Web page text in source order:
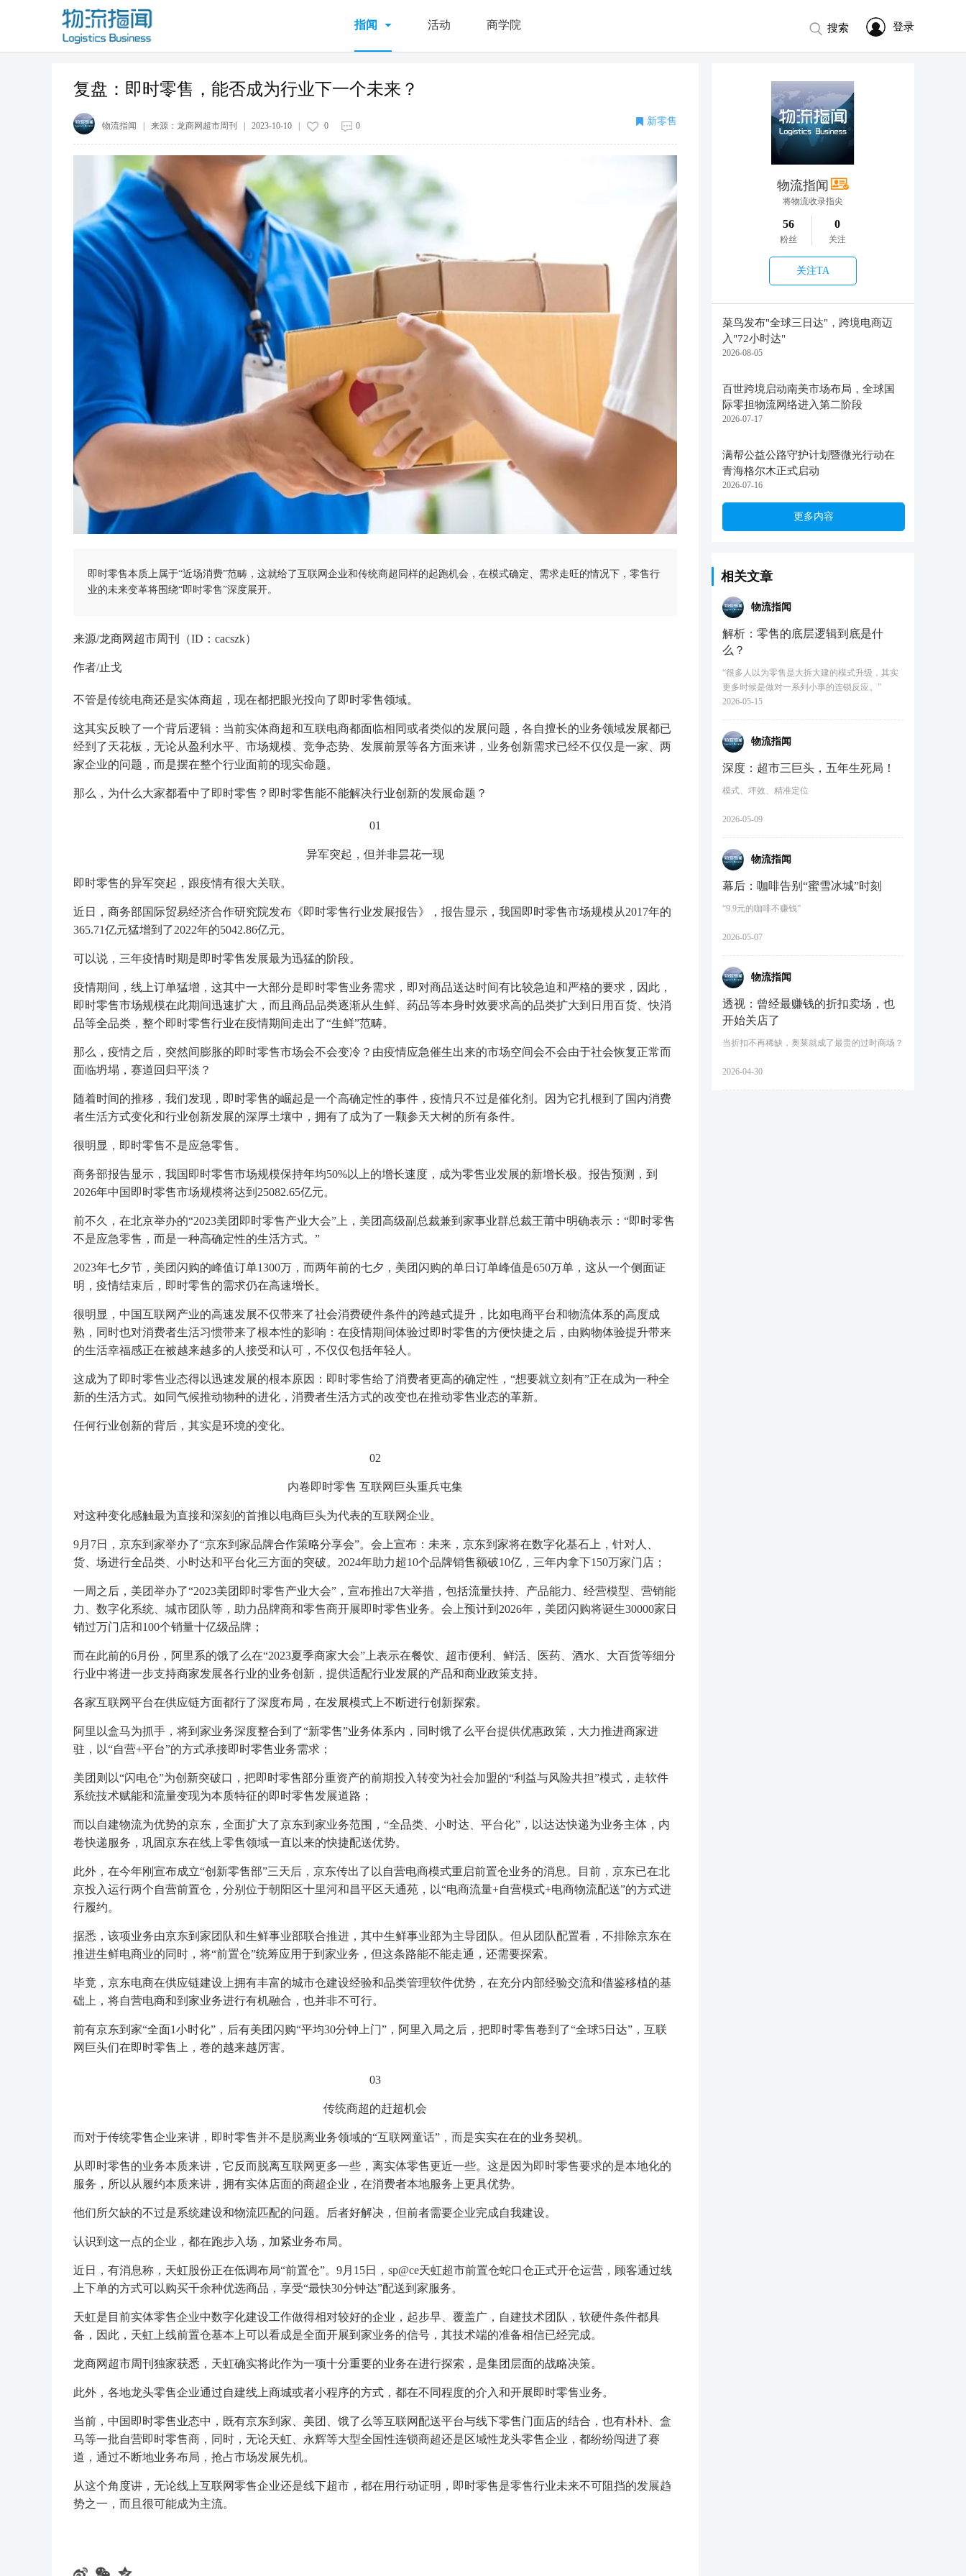
指闻 活动 商学院 登录
搜索
物流指闻
将物流收录指尖
56
粉丝
0
关注
关注TA
菜鸟发布"全球三日达"，跨境电商迈
入"72小时达"
2026-08-05
百世跨境启动南美市场布局，全球国
际零担物流网络进入第二阶段
2026-07-17
满帮公益公路守护计划暨微光行动在
青海格尔木正式启动
2026-07-16
更多内容
相关文章
物流指闻
解析：零售的底层逻辑到底是什
么？
“很多人以为零售是大拆大建的模式升级，其实
更多时候是做对一系列小事的连锁反应。”
2026-05-15
物流指闻
深度：超市三巨头，五年生死局！
模式、坪效、精准定位
2026-05-09
物流指闻
幕后：咖啡告别“蜜雪冰城”时刻
“9.9元的咖啡不赚钱”
2026-05-07
物流指闻
透视：曾经最赚钱的折扣卖场，也
开始关店了
当折扣不再稀缺，奥莱就成了最贵的过时商场？
2026-04-30
复盘：即时零售，能否成为行业下一个未来？
物流指闻 | 来源： 龙商网超市周刊 2023-10-10 0 0 新零售
即时零售本质上属于“近场消费”范畴，这就给了互联网企业和传统商超同样的起跑机会，在模式确定、需求走旺的情况下，零售行
业的未来变革将围绕“即时零售”深度展开。
来源/龙商网超市周刊（ID：cacszk）
作者/止戈
不管是传统电商还是实体商超，现在都把眼光投向了即时零售领域。
这其实反映了一个背后逻辑：当前实体商超和互联电商都面临相同或者类似的发展问题，各自擅长的业务领域发展都已
经到了天花板，无论从盈利水平、市场规模、竞争态势、发展前景等各方面来讲，业务创新需求已经不仅仅是一家、两
家企业的问题，而是摆在整个行业面前的现实命题。
那么，为什么大家都看中了即时零售？即时零售能不能解决行业创新的发展命题？
01
异军突起，但并非昙花一现
即时零售的异军突起，跟疫情有很大关联。
近日，商务部国际贸易经济合作研究院发布《即时零售行业发展报告》，报告显示，我国即时零售市场规模从2017年的
365.71亿元猛增到了2022年的5042.86亿元。
可以说，三年疫情时期是即时零售发展最为迅猛的阶段。
疫情期间，线上订单猛增，这其中一大部分是即时零售业务需求，即对商品送达时间有比较急迫和严格的要求，因此，
即时零售市场规模在此期间迅速扩大，而且商品品类逐渐从生鲜、药品等本身时效要求高的品类扩大到日用百货、快消
品等全品类，整个即时零售行业在疫情期间走出了“生鲜”范畴。
那么，疫情之后，突然间膨胀的即时零售市场会不会变冷？由疫情应急催生出来的市场空间会不会由于社会恢复正常而
面临坍塌，赛道回归平淡？
随着时间的推移，我们发现，即时零售的崛起是一个高确定性的事件，疫情只不过是催化剂。因为它扎根到了国内消费
者生活方式变化和行业创新发展的深厚土壤中，拥有了成为了一颗参天大树的所有条件。
很明显，即时零售不是应急零售。
商务部报告显示，我国即时零售市场规模保持年均50%以上的增长速度，成为零售业发展的新增长极。报告预测，到
2026年中国即时零售市场规模将达到25082.65亿元。
前不久，在北京举办的“2023美团即时零售产业大会”上，美团高级副总裁兼到家事业群总裁王莆中明确表示：“即时零售
不是应急零售，而是一种高确定性的生活方式。”
2023年七夕节，美团闪购的峰值订单1300万，而两年前的七夕，美团闪购的单日订单峰值是650万单，这从一个侧面证
明，疫情结束后，即时零售的需求仍在高速增长。
很明显，中国互联网产业的高速发展不仅带来了社会消费硬件条件的跨越式提升，比如电商平台和物流体系的高度成
熟，同时也对消费者生活习惯带来了根本性的影响：在疫情期间体验过即时零售的方便快捷之后，由购物体验提升带来
的生活幸福感正在被越来越多的人接受和认可，不仅仅包括年轻人。
这成为了即时零售业态得以迅速发展的根本原因：即时零售给了消费者更高的确定性，“想要就立刻有”正在成为一种全
新的生活方式。如同气候推动物种的进化，消费者生活方式的改变也在推动零售业态的革新。
任何行业创新的背后，其实是环境的变化。
02
内卷即时零售 互联网巨头重兵屯集
对这种变化感触最为直接和深刻的首推以电商巨头为代表的互联网企业。
9月7日，京东到家举办了“京东到家品牌合作策略分享会”。会上宣布：未来，京东到家将在数字化基石上，针对人、
货、场进行全品类、小时达和平台化三方面的突破。2024年助力超10个品牌销售额破10亿，三年内拿下150万家门店；
一周之后，美团举办了“2023美团即时零售产业大会”，宣布推出7大举措，包括流量扶持、产品能力、经营模型、营销能
力、数字化系统、城市团队等，助力品牌商和零售商开展即时零售业务。会上预计到2026年，美团闪购将诞生30000家日
销过万门店和100个销量十亿级品牌；
而在此前的6月份，阿里系的饿了么在“2023夏季商家大会”上表示在餐饮、超市便利、鲜活、医药、酒水、大百货等细分
行业中将进一步支持商家发展各行业的业务创新，提供适配行业发展的产品和商业政策支持。
各家互联网平台在供应链方面都行了深度布局，在发展模式上不断进行创新探索。
阿里以盒马为抓手，将到家业务深度整合到了“新零售”业务体系内，同时饿了么平台提供优惠政策，大力推进商家进
驻，以“自营+平台”的方式承接即时零售业务需求；
美团则以“闪电仓”为创新突破口，把即时零售部分重资产的前期投入转变为社会加盟的“利益与风险共担”模式，走软件
系统技术赋能和流量变现为本质特征的即时零售发展道路；
而以自建物流为优势的京东，全面扩大了京东到家业务范围，“全品类、小时达、平台化”，以达达快递为业务主体，内
卷快递服务，巩固京东在线上零售领域一直以来的快捷配送优势。
此外，在今年刚宣布成立“创新零售部”三天后，京东传出了以自营电商模式重启前置仓业务的消息。目前，京东已在北
京投入运行两个自营前置仓，分别位于朝阳区十里河和昌平区天通苑，以“电商流量+自营模式+电商物流配送”的方式进
行履约。
据悉，该项业务由京东到家团队和生鲜事业部联合推进，其中生鲜事业部为主导团队。但从团队配置看，不排除京东在
推进生鲜电商业的同时，将“前置仓”统筹应用于到家业务，但这条路能不能走通，还需要探索。
毕竟，京东电商在供应链建设上拥有丰富的城市仓建设经验和品类管理软件优势，在充分内部经验交流和借鉴移植的基
础上，将自营电商和到家业务进行有机融合，也并非不可行。
前有京东到家“全面1小时化”，后有美团闪购“平均30分钟上门”，阿里入局之后，把即时零售卷到了“全球5日达”，互联
网巨头们在即时零售上，卷的越来越厉害。
03
传统商超的赶超机会
而对于传统零售企业来讲，即时零售并不是脱离业务领域的“互联网童话”，而是实实在在的业务契机。
从即时零售的业务本质来讲，它反而脱离互联网更多一些，离实体零售更近一些。这是因为即时零售要求的是本地化的
服务，所以从履约本质来讲，拥有实体店面的商超企业，在消费者本地服务上更具优势。
他们所欠缺的不过是系统建设和物流匹配的问题。后者好解决，但前者需要企业完成自我建设。
认识到这一点的企业，都在跑步入场，加紧业务布局。
近日，有消息称，天虹股份正在低调布局“前置仓”。9月15日，sp@ce天虹超市前置仓蛇口仓正式开仓运营，顾客通过线
上下单的方式可以购买千余种优选商品，享受“最快30分钟达”配送到家服务。
天虹是目前实体零售企业中数字化建设工作做得相对较好的企业，起步早、覆盖广，自建技术团队，软硬件条件都具
备，因此，天虹上线前置仓基本上可以看成是全面开展到家业务的信号，其技术端的准备相信已经完成。
龙商网超市周刊独家获悉，天虹确实将此作为一项十分重要的业务在进行探索，是集团层面的战略决策。
此外，各地龙头零售企业通过自建线上商城或者小程序的方式，都在不同程度的介入和开展即时零售业务。
当前，中国即时零售业态中，既有京东到家、美团、饿了么等互联网配送平台与线下零售门面店的结合，也有朴朴、盒
马等一批自营即时零售商，同时，无论天虹、永辉等大型全国性连锁商超还是区域性龙头零售企业，都纷纷闯进了赛
道，通过不断地业务布局，抢占市场发展先机。
从这个角度讲，无论线上互联网零售企业还是线下超市，都在用行动证明，即时零售是零售行业未来不可阻挡的发展趋
势之一，而且很可能成为主流。